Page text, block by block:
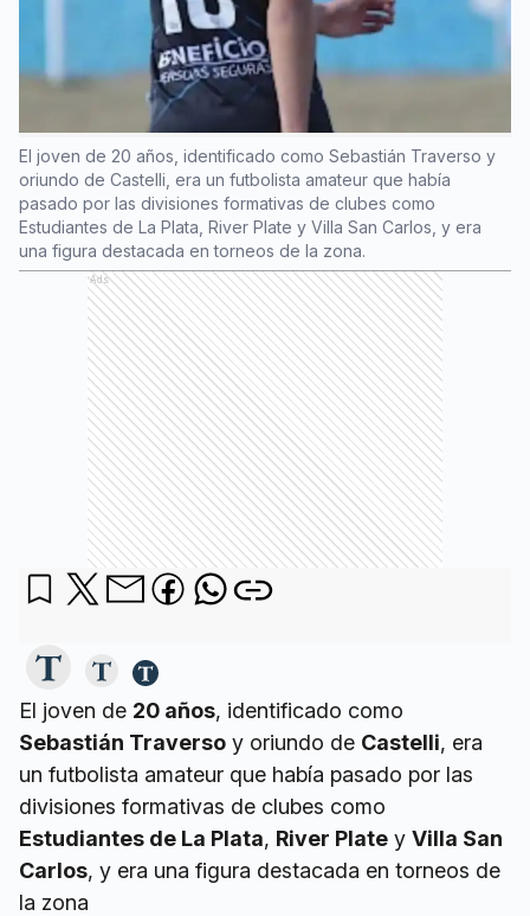
El joven de 20 años, identificado como Sebastián Traverso y
oriundo de Castelli, era un futbolista amateur que había
pasado por las divisiones formativas de clubes como
Estudiantes de La Plata, River Plate y Villa San Carlos, y era
una figura destacada en torneos de la zona.
Ads
El joven de 20 años, identificado como
Sebastián Traverso y oriundo de Castelli, era
un futbolista amateur que había pasado por las
divisiones formativas de clubes como
Estudiantes de La Plata, River Plate y Villa San
Carlos, y era una figura destacada en torneos de
la zona